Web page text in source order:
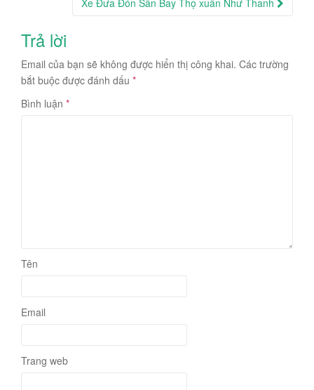
Trả lời
Email của bạn sẽ không được hiển thị công khai. Các trường
bắt buộc được đánh dấu *
Bình luận *
Tên
Email
Trang web